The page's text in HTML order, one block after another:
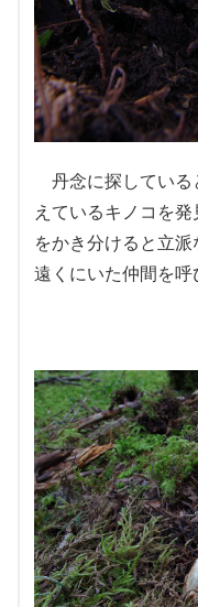
丹念に探している
えているキノコを
をかき分けると立
遠くにいた仲間を呼